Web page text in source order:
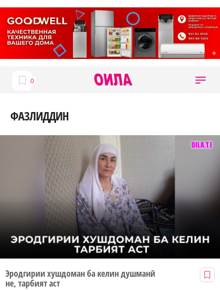
ФАЗЛИДДИН
Эродгирии хушдоман ба келин душманӣ
не, тарбият аст